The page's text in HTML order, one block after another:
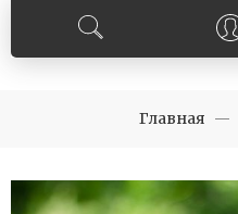
Главная